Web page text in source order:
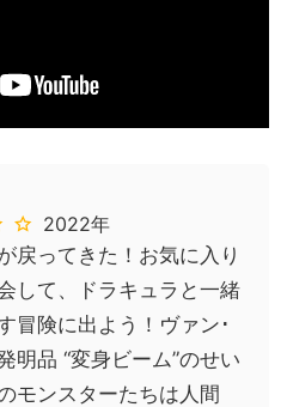
2022年
戻ってきた！お気に入り
して、ドラキュラと一緒
冒険に出よう！ヴァン･
明品 “変身ビーム”のせい
モンスターたちは人間